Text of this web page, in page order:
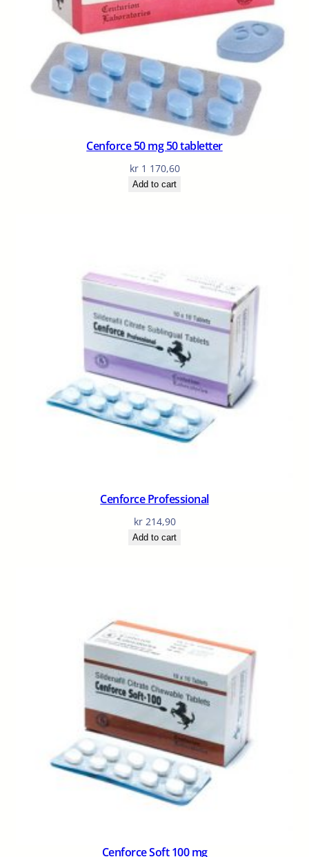
Cenforce 50 mg 50 tabletter
kr1 170,60
Add to cart
Cenforce Professional
kr214,90
Add to cart
Cenforce Soft 100 mg